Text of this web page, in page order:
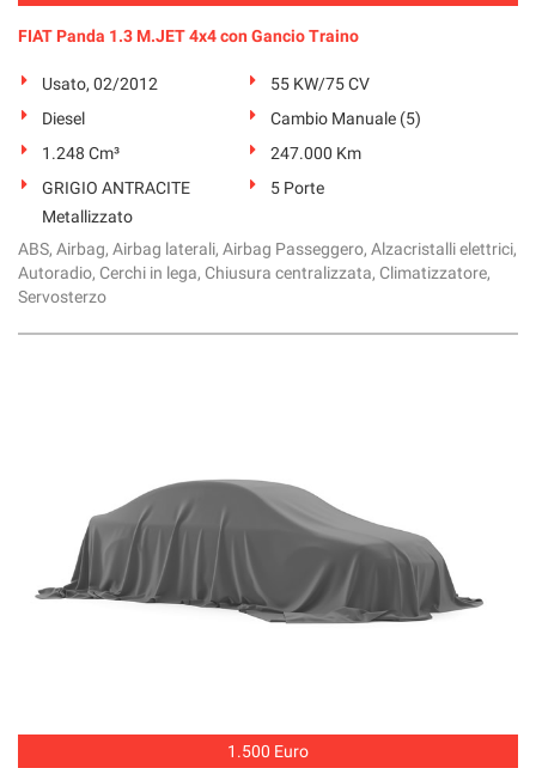
FIAT Panda 1.3 M.JET 4x4 con Gancio Traino
Usato, 02/2012
55 KW/75 CV
Diesel
Cambio Manuale (5)
1.248 Cm³
247.000 Km
GRIGIO ANTRACITE
Metallizzato
5 Porte
ABS, Airbag, Airbag laterali, Airbag Passeggero, Alzacristalli elettrici,
Autoradio, Cerchi in lega, Chiusura centralizzata, Climatizzatore,
Servosterzo
1.500 Euro